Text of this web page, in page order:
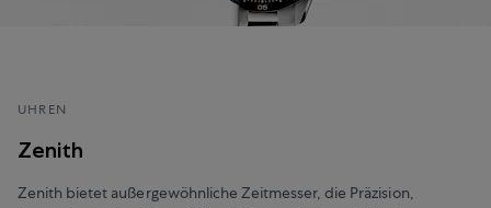
UHREN
Zenith
Zenith bietet außergewöhnliche Zeitmesser, die Präzision,